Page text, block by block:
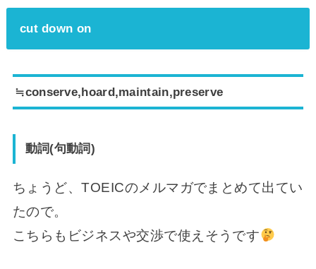
cut down on
≒conserve,hoard,maintain,preserve
動詞(句動詞)
ちょうど、TOEICのメルマガでまとめて出てい
たので。
こちらもビジネスや交渉で使えそうです